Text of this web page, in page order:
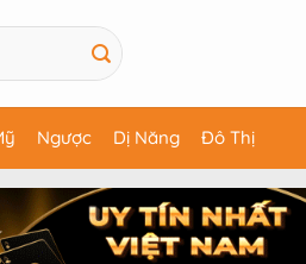
Ngược Dị Năng Đô Thị